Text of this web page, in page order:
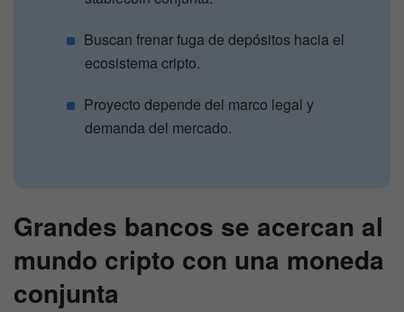
Buscan frenar fuga de depósitos hacia el
ecosistema cripto.
Proyecto depende del marco legal y
demanda del mercado.
Grandes bancos se acercan al
mundo cripto con una moneda
conjunta